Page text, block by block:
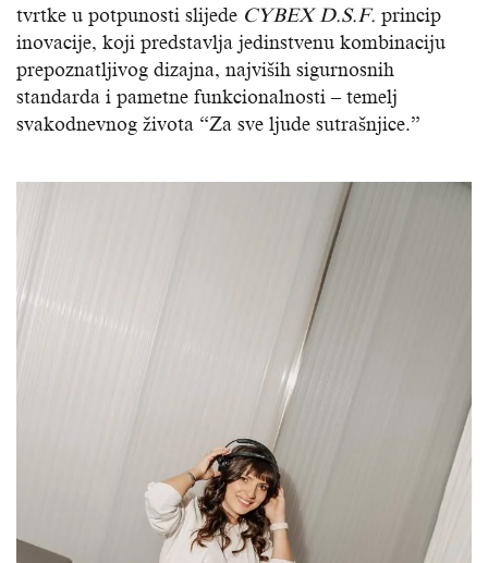
tvrtke u potpunosti slijede CYBEX D.S.F. princip
inovacije, koji predstavlja jedinstvenu kombinaciju
prepoznatljivog dizajna, najviših sigurnosnih
standarda i pametne funkcionalnosti – temelj
svakodnevnog života “Za sve ljude sutrašnjice.”